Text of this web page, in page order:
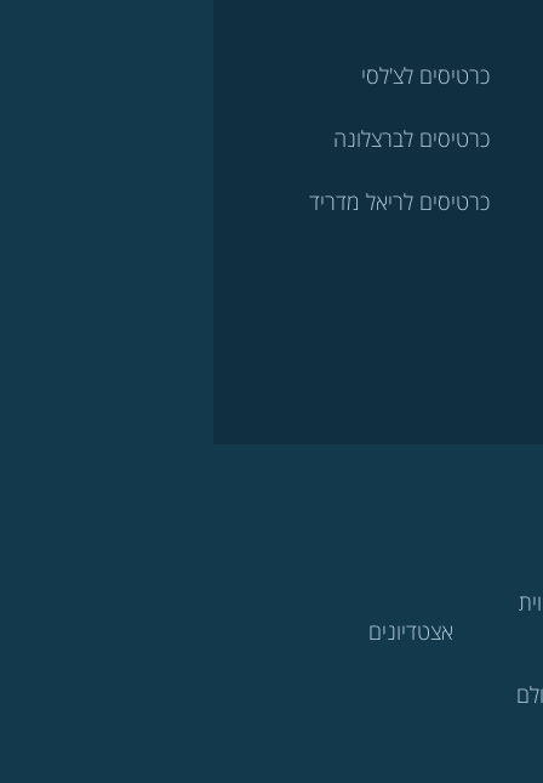
כרטיסים לצ'לסי
כרטיסים לברצלונה
כרטיסים לריאל מדריד
אצטדיונים